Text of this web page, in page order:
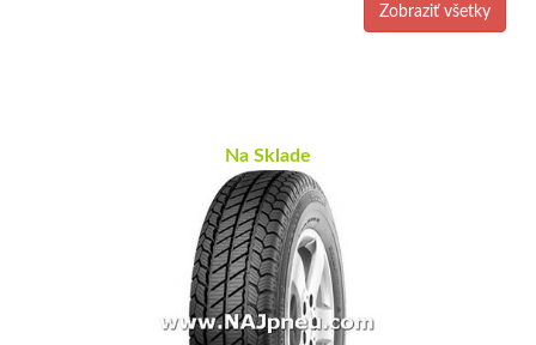
Zobraziť všetky
Na Sklade